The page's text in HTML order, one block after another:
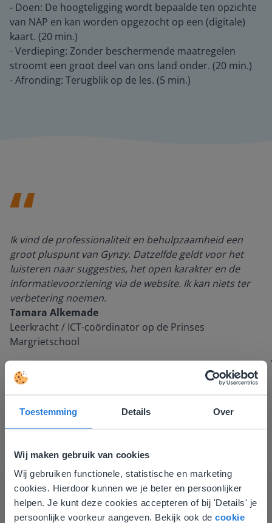
Toestemming Details Over
Wij maken gebruik van cookies
Wij gebruiken functionele, statistische en marketing
cookies. Hierdoor kunnen we je beter en persoonlijker
helpen. Je kunt deze cookies accepteren of bij 'Details' je
persoonlijke voorkeur aangeven. Bekijk ook de cookie
- Doen: De hoogteligging wordt bepaalde ten opzichte
van NAP en kan worden opgezocht op een (digitale)
kaart. (20 min.)
- Verdieping: Zonder beschermende maatregelen
stroomt een groot deel van ons land onder. (20 min.)
- Afronding: Terugblik op de les. (5 min.)
Ik vind de professionaliteit en behulpzaamheid een
groot pluspunt van Gynzy. Datzelfde geldt voor het
luisteren naar suggesties, het open karakter en de
informatievoorziening via de website. Ik kan niets ter
verbetering noemen.
Tamara Alkemade
Leerkracht / ICT-coördinator op de Prinses
Margrietschool
Ontdek meer!
Groep 8, Blok 9, Week 3, Les 11
Deze website komt niet
overeen met je locatie